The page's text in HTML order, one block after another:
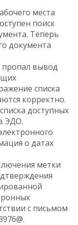
места
поиск
Теперь
документа
пропал вывод
списка
корректно.
доступных
ЭДО.
о датах
метки
с письмом